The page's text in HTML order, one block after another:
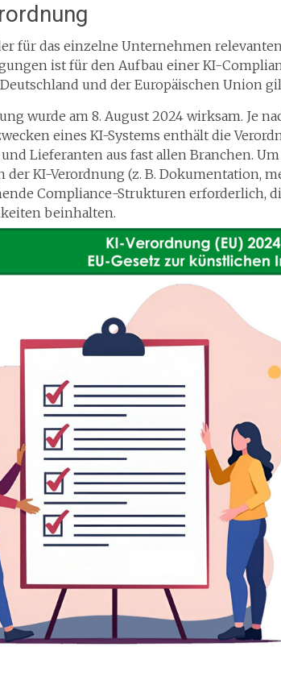
für das einzelne Unternehmen
ist für den Aufbau einer KI-
und der Europäischen Union
wurde am 8. August 2024 wirksam. Je
eines KI-Systems enthält die
Lieferanten aus fast allen Branchen.
der KI-Verordnung (z. B. Dokumentation,
Compliance-Strukturen erforderlich,
beinhalten.